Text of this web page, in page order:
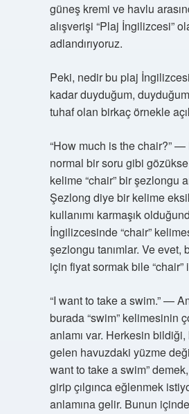
güneş kremi ve havlu
alışverişi “Plaj İngilizcesi”
adlandırıyoruz.
Peki, nedir bu plaj
kadar duyduğum,
tuhaf olan birkaç örnekle
“How much is the chair?” —
normal bir soru gibi
kelime “chair” bir şezlongu
Şezlong diye bir kelime
kullanımı karmaşık
İngilizcesinde “chair”
şezlongu tanımlar. Ve evet,
için fiyat sormak bile “chair”
“I want to take a swim.” —
burada “swim” kelimesinin
anlamı var. Herkesin
gelen havuzdaki yüzme
want to take a swim”
girip çılgınca eğlenmek
anlamına gelir. Bunun